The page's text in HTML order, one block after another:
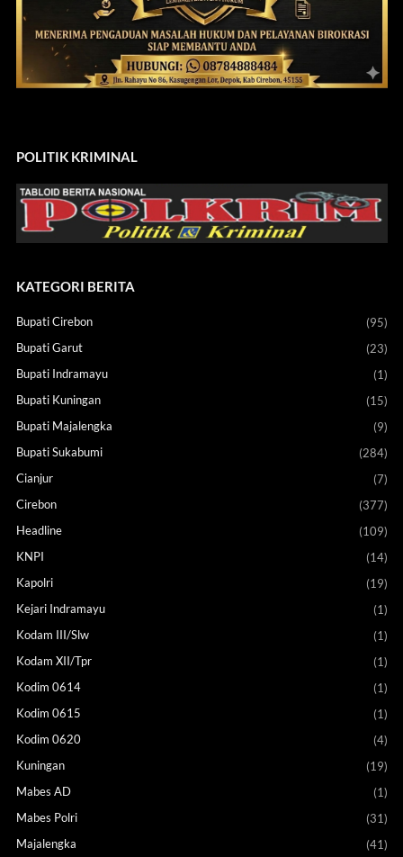
POLITIK KRIMINAL
KATEGORI BERITA
Bupati Cirebon
(95)
Bupati Garut
(23)
Bupati Indramayu
(1)
Bupati Kuningan
(15)
Bupati Majalengka
(9)
Bupati Sukabumi
(284)
Cianjur
(7)
Cirebon
(377)
Headline
(109)
KNPI
(14)
Kapolri
(19)
Kejari Indramayu
(1)
Kodam III/Slw
(1)
Kodam XII/Tpr
(1)
Kodim 0614
(1)
Kodim 0615
(1)
Kodim 0620
(4)
Kuningan
(19)
Mabes AD
(1)
Mabes Polri
(31)
Majalengka
(41)